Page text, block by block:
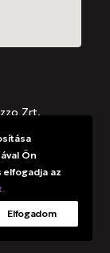
Zrt.
Ön
elfogadja az
Elfogadom